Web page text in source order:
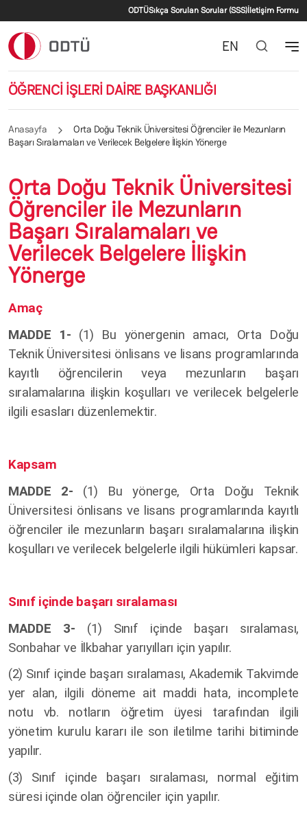
İkincil menü
ODTÜSıkça Sorulan Sorular (SSS)İletişim Formu
ÖĞRENCİ İŞLERİ DAİRE BAŞKANLIĞI
EN
Anasayfa
Orta Doğu Teknik Üniversitesi Öğrenciler ile Mezunların
Başarı Sıralamaları ve Verilecek Belgelere İlişkin Yönerge
Orta Doğu Teknik Üniversitesi
Öğrenciler ile Mezunların
Başarı Sıralamaları ve
Verilecek Belgelere İlişkin
Yönerge
Amaç
MADDE 1- (1)
Bu yönergenin amacı, Orta Doğu
Teknik Üniversitesi önlisans ve lisans programlarında
kayıtlı öğrencilerin veya mezunların başarı
sıralamalarına ilişkin koşulları ve verilecek belgelerle
ilgili esasları düzenlemektir.
Kapsam
MADDE 2- (1) Bu yönerge, Orta Doğu Teknik
Üniversitesi önlisans ve lisans programlarında kayıtlı
öğrenciler ile mezunların başarı sıralamalarına ilişkin
koşulları ve verilecek belgelerle ilgili hükümleri kapsar.
Sınıf içinde başarı sıralaması
MADDE 3- (1) Sınıf içinde başarı sıralaması,
Sonbahar ve İlkbahar yarıyılları için yapılır.
(2) Sınıf içinde başarı sıralaması, Akademik Takvimde
yer alan, ilgili döneme ait maddi hata, incomplete
notu vb. notların öğretim üyesi tarafından ilgili
yönetim kurulu kararı ile son iletilme tarihi bitiminde
yapılır.
(3) Sınıf içinde başarı sıralaması, normal eğitim
süresi içinde olan öğrenciler için yapılır.